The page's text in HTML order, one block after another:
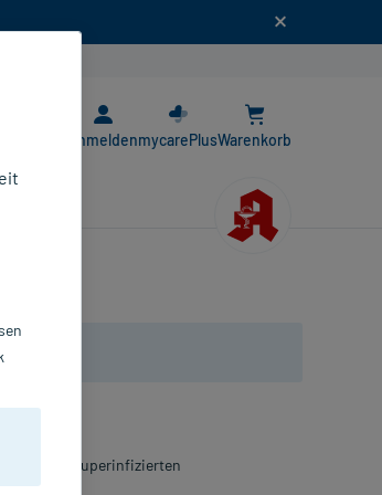
AnmeldenmycarePlusWarenkorb
und superinfizierten